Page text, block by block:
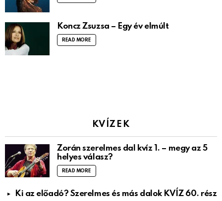
Koncz Zsuzsa – Egy év elmúlt
READ MORE
KVÍZEK
Zorán szerelmes dal kvíz 1. – megy az 5
helyes válasz?
READ MORE
Ki az előadó? Szerelmes és más dalok KVÍZ 60. rész